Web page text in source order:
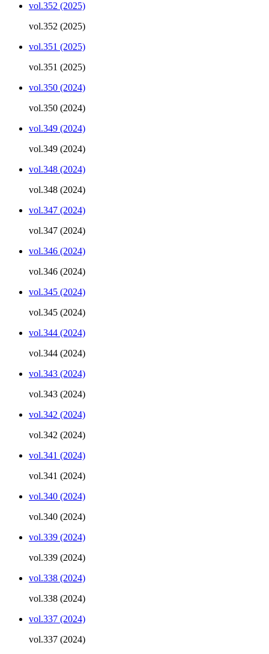
vol.352 (2025)
vol.352 (2025)
vol.351 (2025)
vol.351 (2025)
vol.350 (2024)
vol.350 (2024)
vol.349 (2024)
vol.349 (2024)
vol.348 (2024)
vol.348 (2024)
vol.347 (2024)
vol.347 (2024)
vol.346 (2024)
vol.346 (2024)
vol.345 (2024)
vol.345 (2024)
vol.344 (2024)
vol.344 (2024)
vol.343 (2024)
vol.343 (2024)
vol.342 (2024)
vol.342 (2024)
vol.341 (2024)
vol.341 (2024)
vol.340 (2024)
vol.340 (2024)
vol.339 (2024)
vol.339 (2024)
vol.338 (2024)
vol.338 (2024)
vol.337 (2024)
vol.337 (2024)